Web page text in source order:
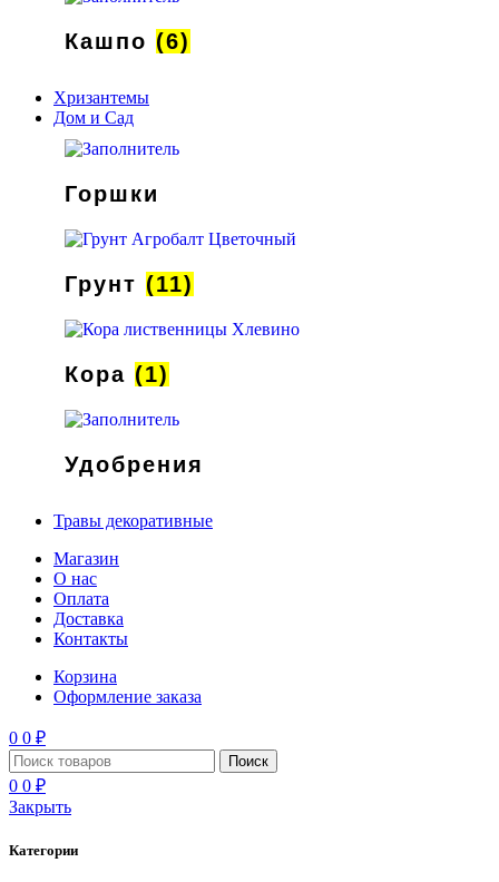
Кашпо (6)
Хризантемы
Дом и Сад
Горшки
Грунт (11)
Кора (1)
Удобрения
Травы декоративные
Магазин
О нас
Оплата
Доставка
Контакты
Корзина
Оформление заказа
0 0 ₽
Поиск
0 0 ₽
Закрыть
Категории